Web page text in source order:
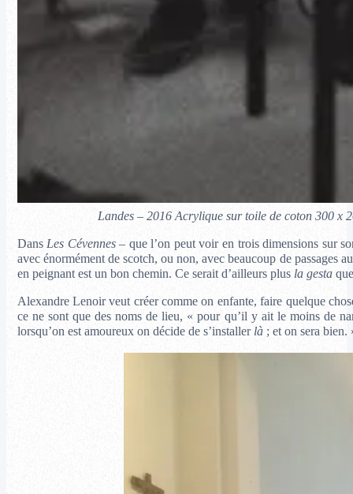
Landes – 2016 Acrylique sur toile de coton 300 x
DansLes Cévennes– que l’on peut voir en trois dimensions sur
avec énormément de scotch, ou non, avec beaucoup de
en peignant est un bon chemin. Ce serait d’ailleurs plus la gestaque
Alexandre Lenoir veut créer comme on enfante, faire quelque
ce ne sont que des noms de lieu, « pour qu’il y ait le moins de
lorsqu’on est amoureux on décide de s’installer là; et on sera bien.